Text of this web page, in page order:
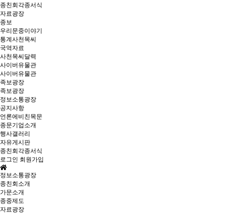
종친회각종서식
자료광장
종보
우리문중이야기
통계사천목씨
국역자료
사천목씨달력
사이버유물관
사이버유물관
족보광장
족보광장
정보소통광장
공지사항
언론에비친목문
종문기업소개
행사갤러리
자유게시판
종친회각종서식
로그인 회원가입
정보소통광장
종친회소개
가문소개
종중제도
자료광장